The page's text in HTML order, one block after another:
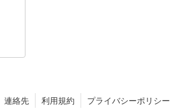
連絡先 利用規約 プライバシーポリシー